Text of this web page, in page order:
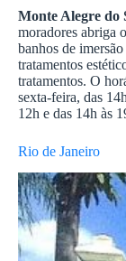
Monte Alegre do
moradores abriga
banhos de
tratamentos
tratamentos. O
sexta-feira, das
12h e das 14h às
Rio de Janeiro